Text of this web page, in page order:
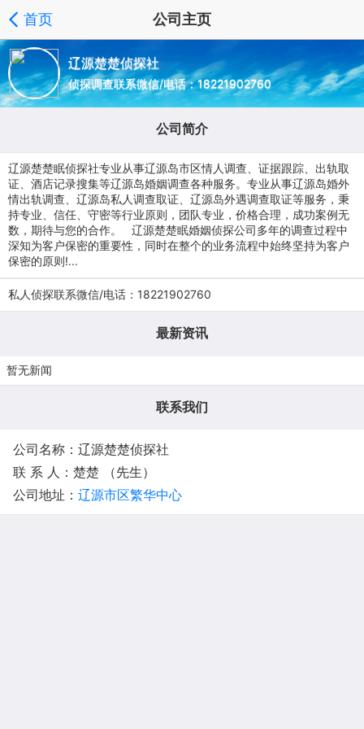
首页 公司主页
辽源楚楚侦探社
侦探调查联系微信/电话：18221902760
公司简介
辽源楚楚眠侦探社专业从事辽源岛市区情人调查、证据跟踪、出轨取
证、酒店记录搜集等辽源岛婚姻调查各种服务。专业从事辽源岛婚外
情出轨调查、辽源岛私人调查取证、辽源岛外遇调查取证等服务，秉
持专业、信任、守密等行业原则，团队专业，价格合理，成功案例无
数，期待与您的合作。 辽源楚楚眠婚姻侦探公司多年的调查过程中
深知为客户保密的重要性，同时在整个的业务流程中始终坚持为客户
保密的原则!...
私人侦探联系微信/电话：18221902760
最新资讯
暂无新闻
联系我们
公司名称：辽源楚楚侦探社
联 系 人：楚楚 （先生）
公司地址： 辽源市区繁华中心